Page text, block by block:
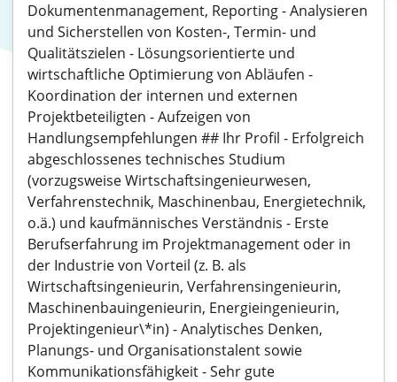
Dokumentenmanagement, Reporting - Analysieren
und Sicherstellen von Kosten-, Termin- und
Qualitätszielen - Lösungsorientierte und
wirtschaftliche Optimierung von Abläufen -
Koordination der internen und externen
Projektbeteiligten - Aufzeigen von
Handlungsempfehlungen ## Ihr Profil - Erfolgreich
abgeschlossenes technisches Studium
(vorzugsweise Wirtschaftsingenieurwesen,
Verfahrenstechnik, Maschinenbau, Energietechnik,
o.ä.) und kaufmännisches Verständnis - Erste
Berufserfahrung im Projektmanagement oder in
der Industrie von Vorteil (z. B. als
Wirtschaftsingenieurin, Verfahrensingenieurin,
Maschinenbauingenieurin, Energieingenieurin,
Projektingenieur\*in) - Analytisches Denken,
Planungs- und Organisationstalent sowie
Kommunikationsfähigkeit - Sehr gute